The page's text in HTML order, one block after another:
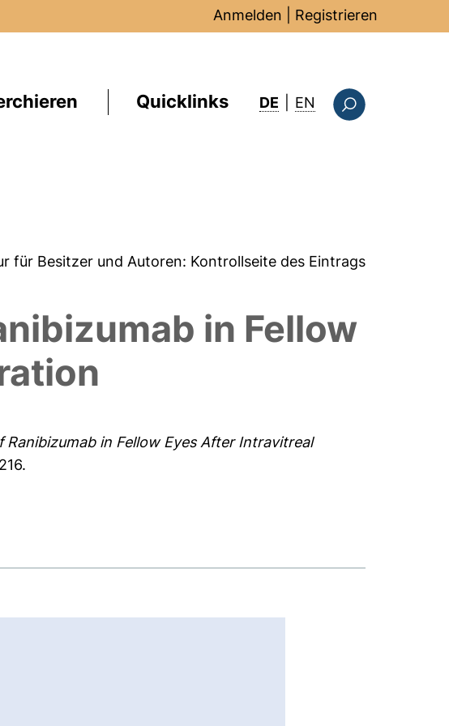
Anmelden Registrieren
Quicklinks DE EN : this page in
für Besitzer und Autoren: Kontrollseite des Eintrags
in Fellow
in Fellow Eyes After Intravitreal